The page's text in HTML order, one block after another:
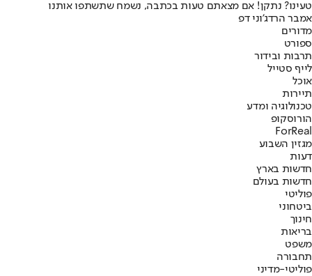
טעינו? נתקן! אם מצאתם טעות בכתבה, נשמח שתשתפו אותנו
אמבר הרדג'וני דפ
מדורים
ספורט
תרבות ובידור
לייף סטייל
אוכל
תיירות
טכנולוגיה ומדע
הורוסקופ
ForReal
מגזין השבוע
דעות
חדשות בארץ
חדשות בעולם
פוליטי
ביטחוני
חינוך
בריאות
משפט
תחבורה
פוליטי-מדיני